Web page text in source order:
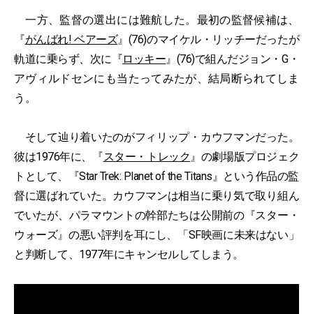
一方、監督の選出には難航した。最初の監督候補は、
『がんばれ! ベアーズ』(76)のマイケル・リッチーだったが
軌道に乗らず、次に『ロッキー』(76)で組んだジョン・G・
アヴィルドセンにも当たってみたが、結局断られてしま
う。
そして辿り着いたのがフィリップ・カウフマンだった。
彼は1976年に、『スター・トレック』の劇場版プロジェク
トとして、『Star Trek: Planet of the Titans』という作品の監
督に選ばれていた。カウフマンは相当に乗り気で取り組ん
でいたが、パラマウントの幹部たちは公開前の『スター・
ウォーズ』の悪い評判を耳にし、「SF映画に未来はない」
と判断して、1977年にキャンセルしてしまう。